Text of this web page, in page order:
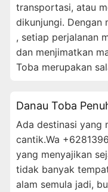
transportasi, atau
dikunjungi. Dengan
, setiap perjalanan
dan menjimatkan
Toba merupakan
Danau Toba
Ada destinasi yang
cantik.Wa
yang menyajikan
tidak banyak
alam semula jadi,